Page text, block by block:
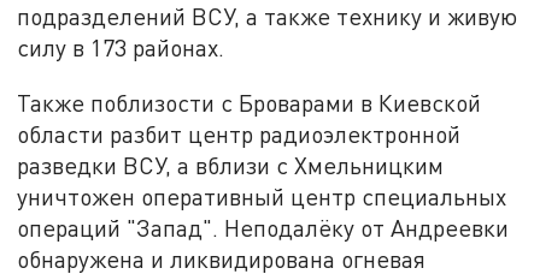
подразделений ВСУ, а также технику и живую
силу в 173 районах.
Также поблизости с Броварами в Киевской
области разбит центр радиоэлектронной
разведки ВСУ, а вблизи с Хмельницким
уничтожен оперативный центр специальных
операций "Запад". Неподалёку от Андреевки
обнаружена и ликвидирована огневая